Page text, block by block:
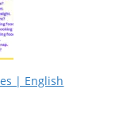
| English